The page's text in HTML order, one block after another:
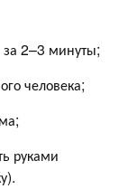
за 2–3 минуты;
человека;
руками